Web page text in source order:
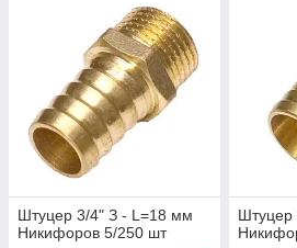
Штуцер 3/4" З - L=18 мм
Никифоров 5/250 шт
Штуцер